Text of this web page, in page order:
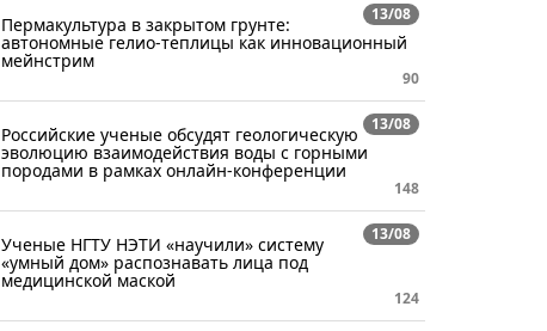
13/08
Пермакультура в закрытом грунте:
автономные гелио-теплицы как инновационный
мейнстрим
90
13/08
Российские ученые обсудят геологическую
эволюцию взаимодействия воды с горными
породами в рамках онлайн-конференции
148
13/08
Ученые НГТУ НЭТИ «научили» систему
«умный дом» распознавать лица под
медицинской маской
124